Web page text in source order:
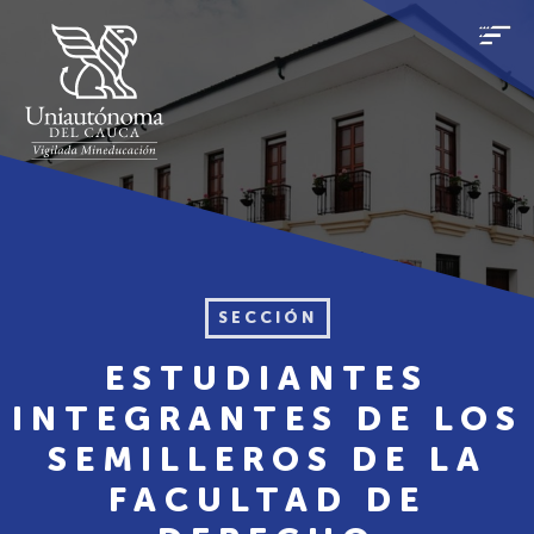
SECCIÓN
ESTUDIANTES
INTEGRANTES DE LOS
SEMILLEROS DE LA
FACULTAD DE